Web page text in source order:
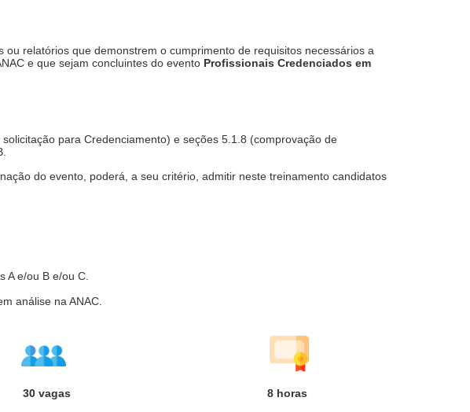
relatórios que demonstrem o cumprimento de requisitos necessários a
e que sejam concluintes do evento Profissionais Credenciados em
para Credenciamento) e seções 5.1.8 (comprovação de
do evento, poderá, a seu critério, admitir neste treinamento candidatos
A e/ou B e/ou C.
análise na ANAC.
30 vagas 8 horas